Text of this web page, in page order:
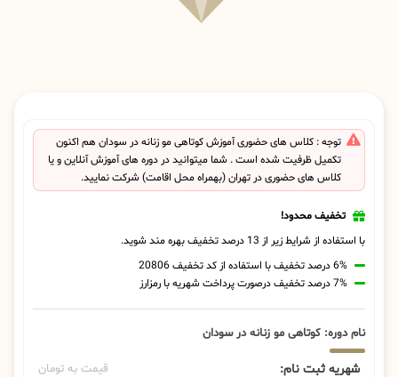
توجه : کلاس های حضوری آموزش کوتاهی مو زنانه در سودان هم اکنون
تکمیل ظرفیت شده است . شما میتوانید در دوره های آموزش آنلاین و یا
کلاس های حضوری در تهران (بهمراه محل اقامت) شرکت نمایید.
تخفیف محدود!
با استفاده از شرایط زیر از 13 درصد تخفیف بهره مند شوید.
6% درصد تخفیف با استفاده از کد تخفیف 20806
7% درصد تخفیف درصورت پرداخت شهریه با رمزارز
نام دوره: کوتاهی مو زنانه در سودان
شهریه ثبت نام: قیمت به تومان